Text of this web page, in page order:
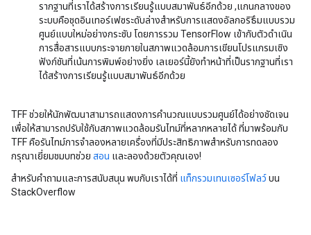
รากฐานที่เราได้สร้างการเรียนรู้แบบสมาพันธ์อีกด้วย ,แกนกลางของ
ระบบคือชุดอินเทอร์เฟซระดับล่างสำหรับการแสดงอัลกอริธึมแบบรวม
ศูนย์แบบใหม่อย่างกระชับ โดยการรวม TensorFlow เข้ากับตัวดำเนิน
การสื่อสารแบบกระจายภายในสภาพแวดล้อมการเขียนโปรแกรมเชิง
ฟังก์ชันที่เน้นการพิมพ์อย่างยิ่ง เลเยอร์นี้ยังทำหน้าที่เป็นรากฐานที่เรา
ได้สร้างการเรียนรู้แบบสมาพันธ์อีกด้วย
TFF ช่วยให้นักพัฒนาสามารถแสดงการคำนวณแบบรวมศูนย์ได้อย่างชัดเจน
เพื่อให้สามารถปรับใช้กับสภาพแวดล้อมรันไทม์ที่หลากหลายได้ ที่มาพร้อมกับ
TFF คือรันไทม์การจำลองหลายเครื่องที่มีประสิทธิภาพสำหรับการทดลอง
กรุณาเยี่ยมชมบทช่วย สอน และลองด้วยตัวคุณเอง!
สำหรับคำถามและการสนับสนุน พบกับเราได้ที่ แท็กรวมเทนเซอร์โฟลว์บน
StackOverflow